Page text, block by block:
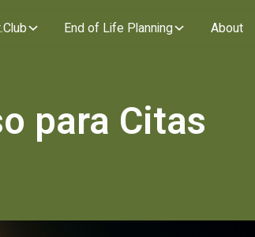
End of Life Planning About
para Citas